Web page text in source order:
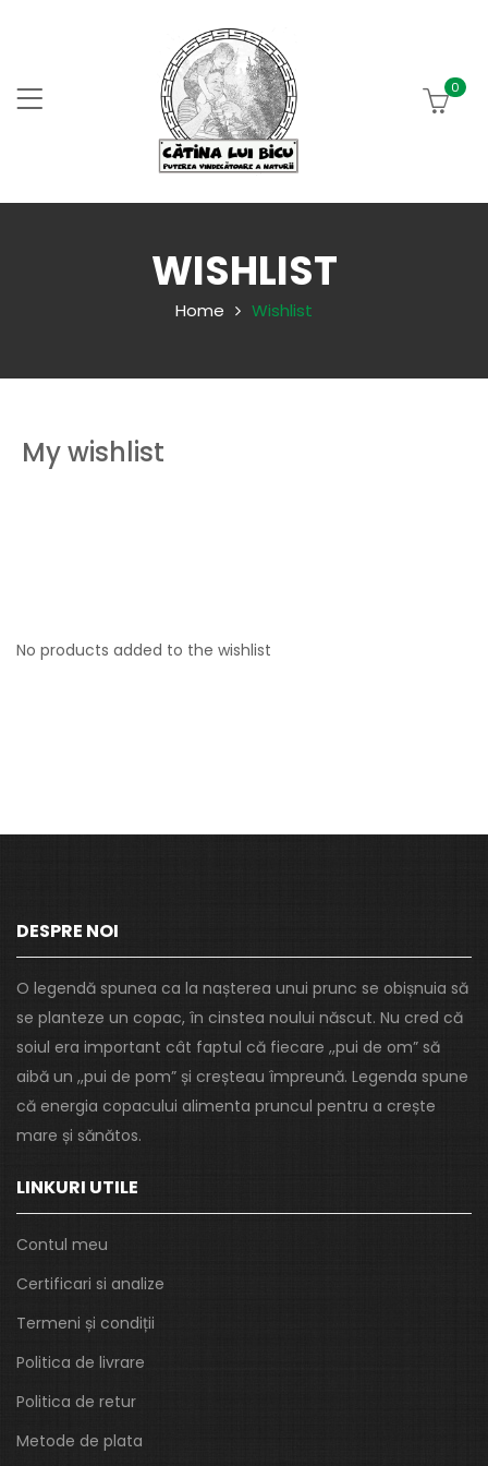
0
WISHLIST
Home Wishlist
My wishlist
No products added to the wishlist
DESPRE NOI
O legendă spunea ca la nașterea unui prunc se obișnuia să
se planteze un copac, în cinstea noului născut. Nu cred că
soiul era important cât faptul că fiecare ,,pui de om” să
aibă un ,,pui de pom” și creșteau împreună. Legenda spune
că energia copacului alimenta pruncul pentru a crește
mare și sănătos.
LINKURI UTILE
Contul meu
Certificari si analize
Termeni și condiții
Politica de livrare
Politica de retur
Metode de plata